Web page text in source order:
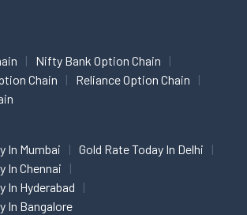
Nifty Bank Option Chain
Chain
Reliance Option Chain
In Mumbai
Gold Rate Today In Delhi
In Chennai
In Hyderabad
In Bangalore